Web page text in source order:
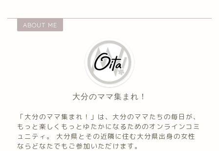
ABOUT ME
大分のママ集まれ！
「大分のママ集まれ！」は、大分のママたちの毎日が、
もっと楽しくもっとゆたかになるためのオンラインコミ
ュニティ。 大分県とその近隣に住む大分県出身の女性
ならどなたでもご参加いただけます。